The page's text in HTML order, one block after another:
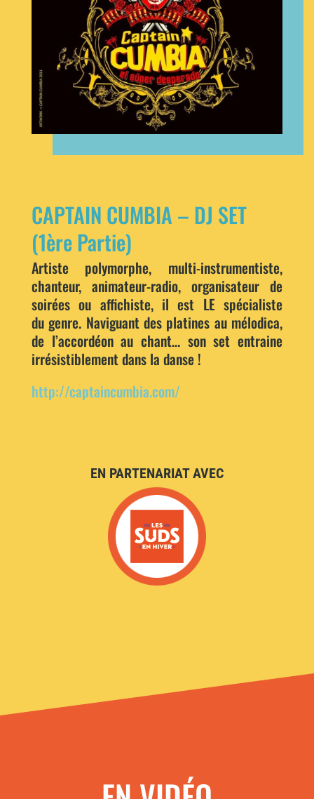
CAPTAIN CUMBIA – DJ SET
(1ère Partie)
Artiste polymorphe, multi-instrumentiste,
chanteur, animateur-radio, organisateur de
soirées ou affichiste, il est LE spécialiste
du genre. Naviguant des platines au mélodica,
de l’accordéon au chant… son set entraine
irrésistiblement dans la danse !
http://captaincumbia.com/
EN PARTENARIAT AVEC